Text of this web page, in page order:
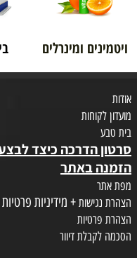
ויטמינים ומינרלים
אודות
מועדון לקוחות
בית טבע
סרטון הדרכה כיצד
הזמנה באתר
מפת אתר
הצהרת נגישות + מידיניות פרטיות
הצהרת פרטיות
הסכמה לקבלת דיוור